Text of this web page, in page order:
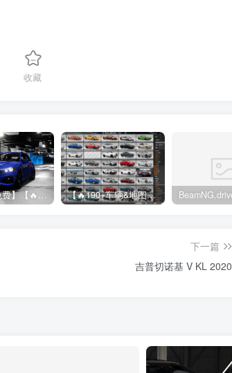
收藏
【🔥限时免费】【🔥超高质模组】2022 奥迪 A4/S4/RS4 Avant 2.61 【🔥190+车辆&地图】BeamNG整合包
下一篇
吉普切诺基 V KL 2020